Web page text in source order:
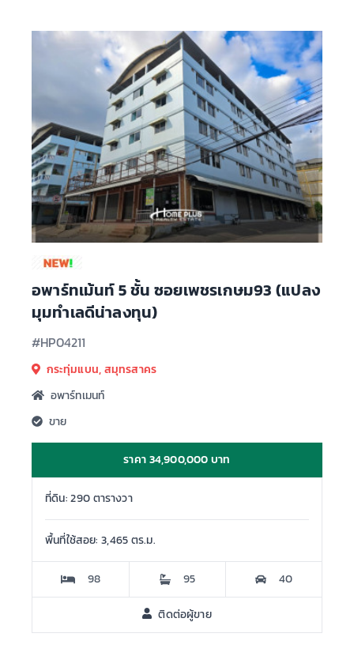
อพาร์ทเม้นท์ 5 ชั้น ซอยเพชรเกษม93 (แปลง
มุมทำเลดีน่าลงทุน)
#HP04211
กระทุ่มแบน, สมุทรสาคร
อพาร์ทเมนท์
ขาย
ราคา 34,900,000 บาท
ที่ดิน: 290 ตารางวา
พื้นที่ใช้สอย: 3,465 ตร.ม.
98 95 40
ติดต่อผู้ขาย